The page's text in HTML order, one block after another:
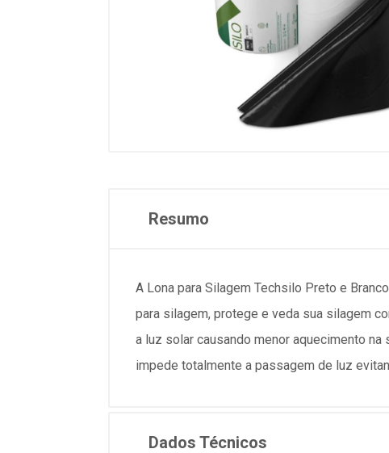
Resumo
A Lona para Silagem Techsilo Preto e
para silagem, protege e veda sua silagem
a luz solar causando menor aquecimento
impede totalmente a passagem de luz
Dados Técnicos